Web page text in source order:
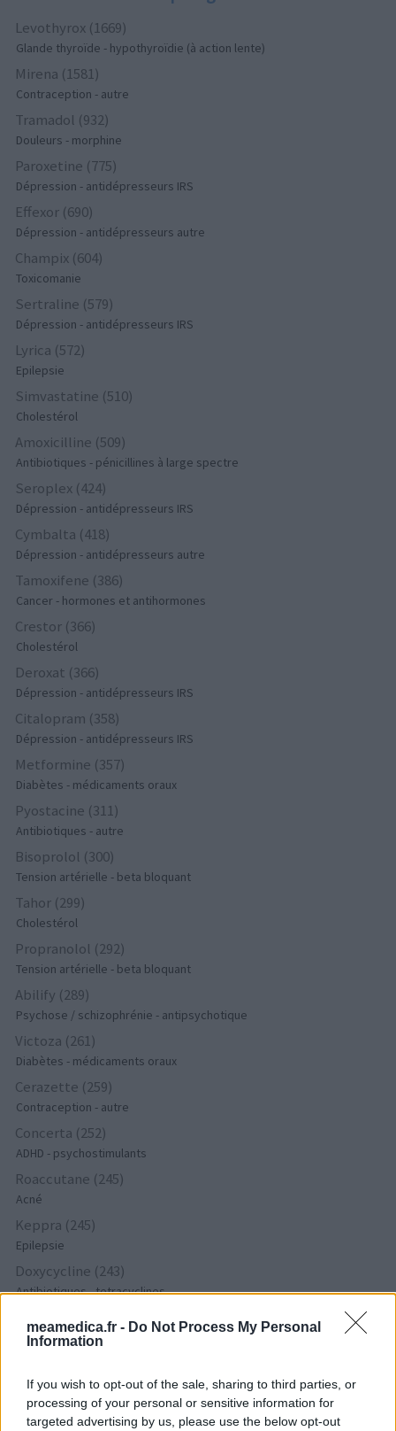
meamedica.fr - Do Not Process My Personal
Information
If you wish to opt-out of the sale, sharing to third parties, or
processing of your personal or sensitive information for
targeted advertising by us, please use the below opt-out
Levothyrox (1669)
Glande thyroïde - hypothyroïdie (à action lente)
Mirena (1581)
Contraception - autre
Tramadol (932)
Douleurs - morphine
Paroxetine (775)
Dépression - antidépresseurs IRS
Effexor (690)
Dépression - antidépresseurs autre
Champix (604)
Toxicomanie
Sertraline (579)
Dépression - antidépresseurs IRS
Lyrica (572)
Epilepsie
Simvastatine (510)
Cholestérol
Amoxicilline (509)
Antibiotiques - pénicillines à large spectre
Seroplex (424)
Dépression - antidépresseurs IRS
Cymbalta (418)
Dépression - antidépresseurs autre
Tamoxifene (386)
Cancer - hormones et antihormones
Crestor (366)
Cholestérol
Deroxat (366)
Dépression - antidépresseurs IRS
Citalopram (358)
Dépression - antidépresseurs IRS
Metformine (357)
Diabètes - médicaments oraux
Pyostacine (311)
Antibiotiques - autre
Bisoprolol (300)
Tension artérielle - beta bloquant
Tahor (299)
Cholestérol
Propranolol (292)
Tension artérielle - beta bloquant
Abilify (289)
Psychose / schizophrénie - antipsychotique
Victoza (261)
Diabètes - médicaments oraux
Cerazette (259)
Contraception - autre
Concerta (252)
ADHD - psychostimulants
Roaccutane (245)
Acné
Keppra (245)
Epilepsie
Doxycycline (243)
Antibiotiques - tetracyclines
Laroxyl (239)
Dépression - antidépresseurs TCA
Psychose / schizophrénie - antipsychotique